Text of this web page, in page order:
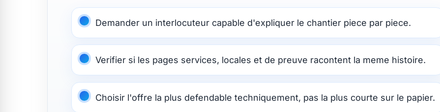
Demander un interlocuteur capable d'expliquer le chantier piece par piece.
Verifier si les pages services, locales et de preuve racontent la meme histoire.
Choisir l'offre la plus defendable techniquement, pas la plus courte sur le papier.